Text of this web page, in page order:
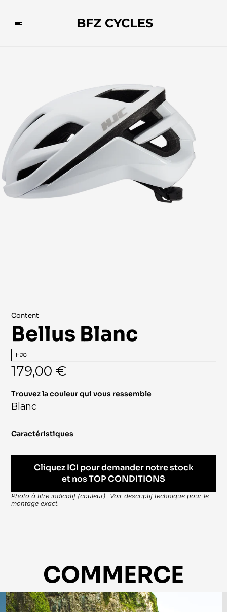
BFZ CYCLES
Content
Bellus Blanc
HJC
179,00 €
Trouvez la couleur qui vous ressemble
Blanc
Caractéristiques
Cliquez ICI pour demander notre stock
et nos TOP CONDITIONS
Photo à titre indicatif (couleur). Voir descriptif technique pour le
montage exact.
COMMERCE